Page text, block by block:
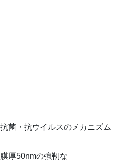
抗菌・抗ウイルスのメカニズム
膜厚50nmの強靭な